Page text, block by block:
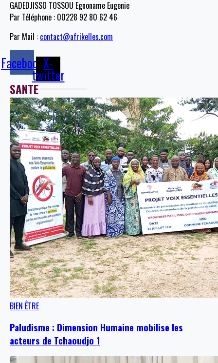
GADEDJISSO TOSSOU Egnoname Eugenie
Par Téléphone : 00228 92 80 62 46
Par Mail : contact@afrikelles.com
FacebookX-
twitter
SANTE
BIEN ÊTRE
Paludisme : Dimension Humaine mobilise les
acteurs de Tchaoudjo 1